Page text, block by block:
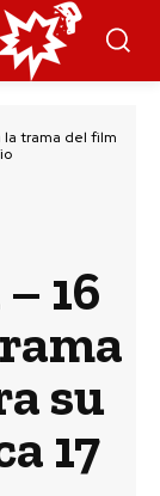
la trama del film
16
su
17